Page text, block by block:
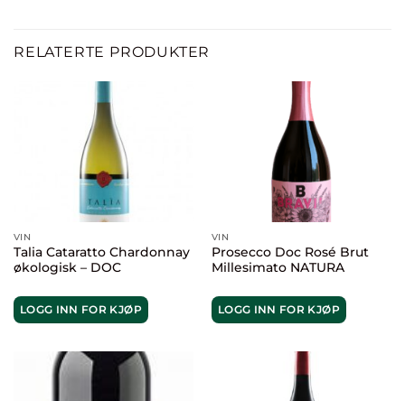
RELATERTE PRODUKTER
VIN
Talia Cataratto Chardonnay
økologisk – DOC
LOGG INN FOR KJØP
VIN
Prosecco Doc Rosé Brut
Millesimato NATURA
LOGG INN FOR KJØP